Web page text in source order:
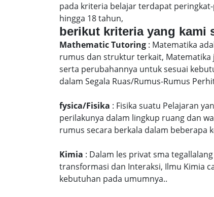
pada kriteria belajar terdapat
hingga 18 tahun,
berikut kriteria yang kami
Mathematic Tutoring : Matematika
rumus dan struktur terkait,
serta perubahannya untuk sesuai
dalam Segala Ruas/Rumus-Rumus
fysica/Fisika : Fisika suatu Pelajaran
perilakunya dalam lingkup ruang dan
rumus secara berkala dalam beberapa
Kimia : Dalam les privat sma
transformasi dan Interaksi, Ilmu Kimia
kebutuhan pada umumnya..